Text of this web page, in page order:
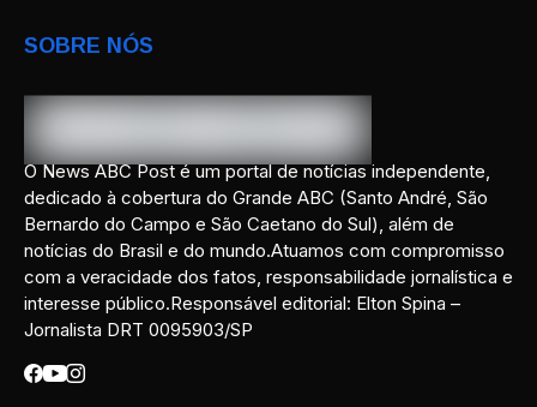
SOBRE NÓS
O News ABC Post é um portal de notícias independente,
dedicado à cobertura do Grande ABC (Santo André, São
Bernardo do Campo e São Caetano do Sul), além de
notícias do Brasil e do mundo.Atuamos com compromisso
com a veracidade dos fatos, responsabilidade jornalística e
interesse público.Responsável editorial: Elton Spina –
Jornalista DRT 0095903/SP